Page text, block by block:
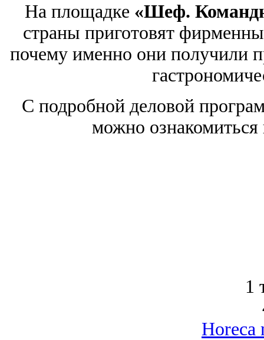
На площадке «Шеф.
страны приготовят
почему именно они получили
С подробной деловой
можно
1
Horeca